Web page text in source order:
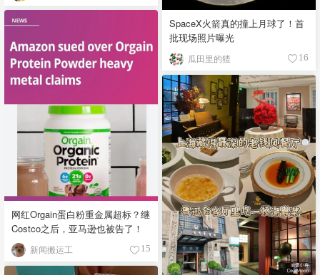
SpaceX火箭真的撞上月球了！首
批现场照片曝光
瓜田里的猹 16
网红Orgain蛋白粉重金属超标？继
Costco之后，亚马逊也被告了！
新闻搬运工 15